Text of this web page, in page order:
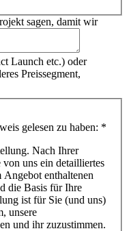
sagen, damit wir
Launch etc.) oder
Preissegment,
gelesen zu haben: *
Nach Ihrer
uns ein detailliertes
enthaltenen
die Basis für Ihre
ist für Sie (und uns)
unsere
und ihr zuzustimmen.